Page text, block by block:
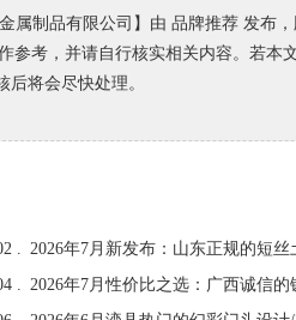
属制品有限公司】由 品牌推荐 发布
参考，并请自行核实相关内容。若本
后将会尽快处理。
.
.